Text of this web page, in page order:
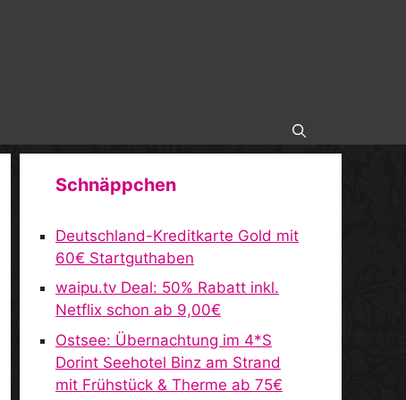
Schnäppchen
Deutschland-Kreditkarte Gold mit
60€ Startguthaben
waipu.tv Deal: 50% Rabatt inkl.
Netflix schon ab 9,00€
Ostsee: Übernachtung im 4*S
Dorint Seehotel Binz am Strand
mit Frühstück & Therme ab 75€